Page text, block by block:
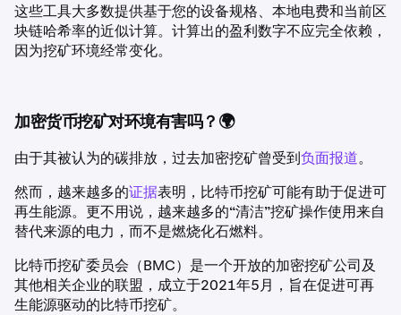
这些工具大多数提供基于您的设备规格、本地电费和当前区
块链哈希率的近似计算。计算出的盈利数字不应完全依赖，
因为挖矿环境经常变化。
加密货币挖矿对环境有害吗？🌍
由于其被认为的碳排放，过去加密挖矿曾受到负面报道。
然而，越来越多的证据表明，比特币挖矿可能有助于促进可
再生能源。更不用说，越来越多的“清洁”挖矿操作使用来自
替代来源的电力，而不是燃烧化石燃料。
比特币挖矿委员会（BMC）是一个开放的加密挖矿公司及
其他相关企业的联盟，成立于2021年5月，旨在促进可再
生能源驱动的比特币挖矿。